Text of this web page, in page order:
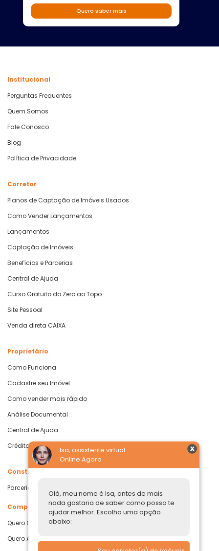
Quero saber mais
Isa, assistente virtual
Online Agora
Olá, meu nome é Isa, antes de mais
nada gostaria de saber como posso te
ajudar melhor. Escolha uma opção
abaixo:
Institucional
Perguntas Frequentes
Quem Somos
Fale Conosco
Blog
Política de Privacidade
Corretor
Planos de Captação de Imóveis Usados
Como Vender Lançamentos
Lançamentos
Captação de Imóveis
Benefícios e Parcerias
Central de Ajuda
Curso Gratuito do Zero ao Topo
Site Pessoal
Venda direta CAIXA
Proprietário
Como Funciona
Cadastre seu Imóvel
Como vender mais rápido
Análise Documental
Central de Ajuda
Crédito com Garantia de Imóvel
Construtoras
Parcerias Imobiliárias
Comprar ou alugar
Quero Comprar
Quero Alugar